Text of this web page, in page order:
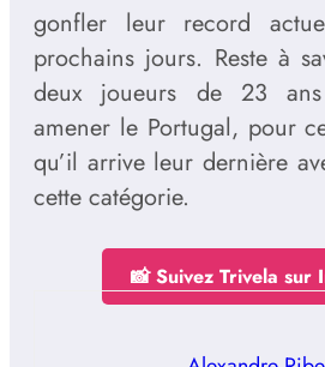
gonfler leur record
prochains jours. Reste à
deux joueurs de 23
amener le Portugal, pour
qu’il arrive leur dernière
cette catégorie.
📸 Suivez Trivela sur